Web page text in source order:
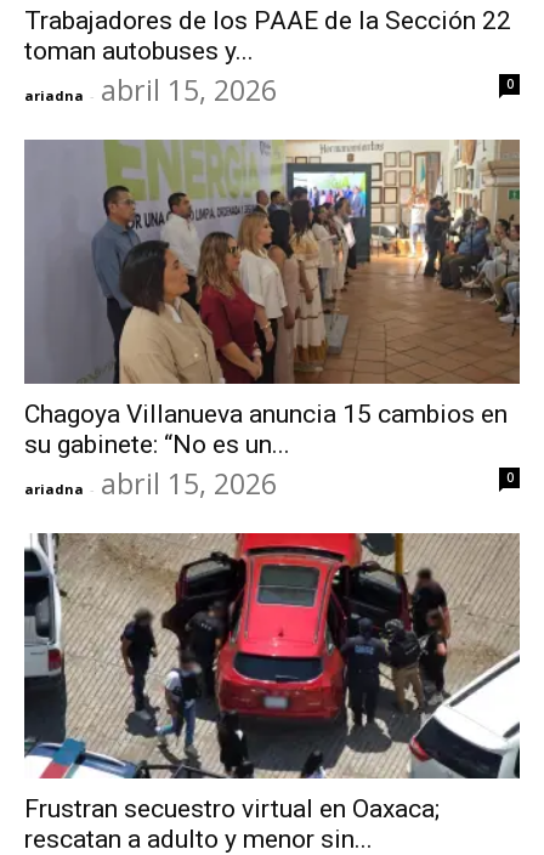
Trabajadores de los PAAE de la Sección 22
toman autobuses y...
ariadna - abril 15, 2026 0
Chagoya Villanueva anuncia 15 cambios en
su gabinete: “No es un...
ariadna - abril 15, 2026 0
Frustran secuestro virtual en Oaxaca;
rescatan a adulto y menor sin...